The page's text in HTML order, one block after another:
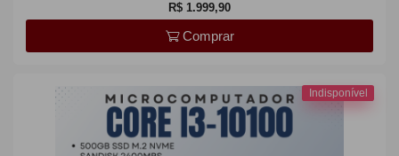
R$ 1.999,90
Comprar
Indisponível